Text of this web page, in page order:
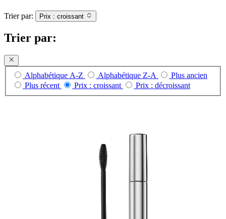
Trier par: Prix : croissant
Trier par:
Alphabétique A-Z Alphabétique Z-A
Plus ancien
Plus récent
Prix : croissant Prix : décroissant